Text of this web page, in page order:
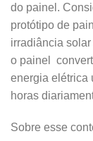
do painel.
protótipo de
irradiância solar
o painel
energia elétrica
horas
Sobre esse